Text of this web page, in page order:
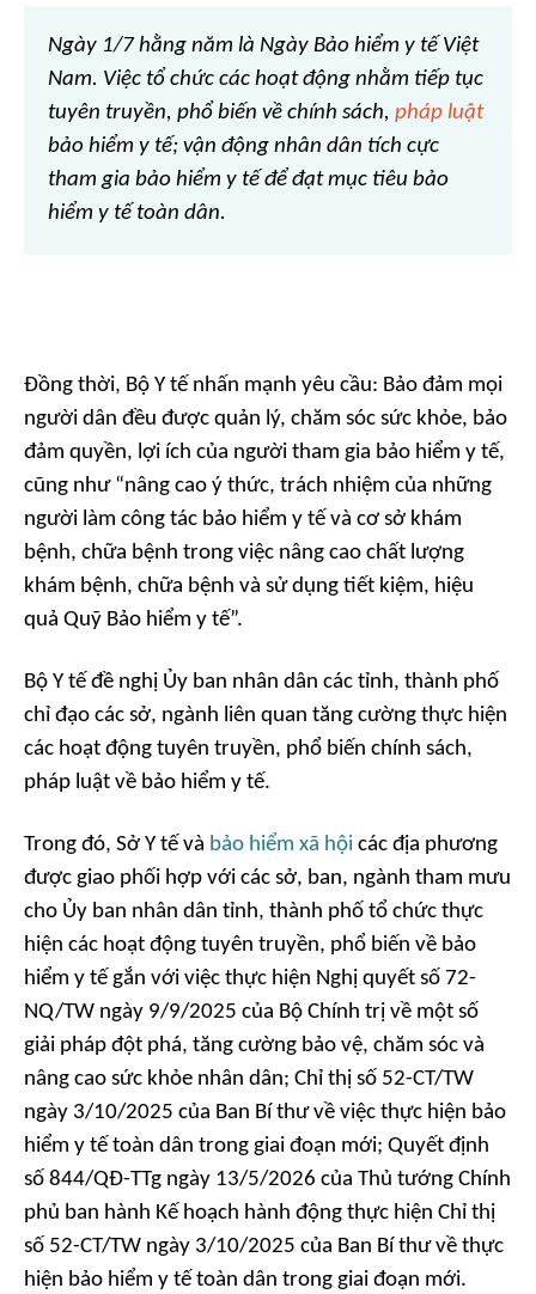
Ngày 1/7 hằng năm là Ngày Bảo hiểm y tế Việt
Nam. Việc tổ chức các hoạt động nhằm tiếp tục
tuyên truyền, phổ biến về chính sách, pháp luật
bảo hiểm y tế; vận động nhân dân tích cực
tham gia bảo hiểm y tế để đạt mục tiêu bảo
hiểm y tế toàn dân.
Đồng thời, Bộ Y tế nhấn mạnh yêu cầu: Bảo đảm mọi
người dân đều được quản lý, chăm sóc sức khỏe, bảo
đảm quyền, lợi ích của người tham gia bảo hiểm y tế,
cũng như “nâng cao ý thức, trách nhiệm của những
người làm công tác bảo hiểm y tế và cơ sở khám
bệnh, chữa bệnh trong việc nâng cao chất lượng
khám bệnh, chữa bệnh và sử dụng tiết kiệm, hiệu
quả Quỹ Bảo hiểm y tế”.
Bộ Y tế đề nghị Ủy ban nhân dân các tỉnh, thành phố
chỉ đạo các sở, ngành liên quan tăng cường thực hiện
các hoạt động tuyên truyền, phổ biến chính sách,
pháp luật về bảo hiểm y tế.
Trong đó, Sở Y tế và bảo hiểm xã hội các địa phương
được giao phối hợp với các sở, ban, ngành tham mưu
cho Ủy ban nhân dân tỉnh, thành phố tổ chức thực
hiện các hoạt động tuyên truyền, phổ biến về bảo
hiểm y tế gắn với việc thực hiện Nghị quyết số 72-
NQ/TW ngày 9/9/2025 của Bộ Chính trị về một số
giải pháp đột phá, tăng cường bảo vệ, chăm sóc và
nâng cao sức khỏe nhân dân; Chỉ thị số 52-CT/TW
ngày 3/10/2025 của Ban Bí thư về việc thực hiện bảo
hiểm y tế toàn dân trong giai đoạn mới; Quyết định
số 844/QĐ-TTg ngày 13/5/2026 của Thủ tướng Chính
phủ ban hành Kế hoạch hành động thực hiện Chỉ thị
số 52-CT/TW ngày 3/10/2025 của Ban Bí thư về thực
hiện bảo hiểm y tế toàn dân trong giai đoạn mới.